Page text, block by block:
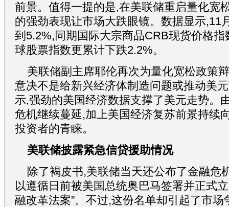
前景。值得一提的是,在美联储重启量化宽
的强劲表现让市场大跌眼镜。数据显示,11
到5.2%,同期国际大宗商品CRB现货价格
球股票指数更累计下跌2.2%。
美联储副主席耶伦再次为量化宽松政策
意决不是给新兴经济体制造问题或推动美
示,强劲的美国经济数据支撑了美元走势。
危机继续蔓延,加上美国经济复苏前景持续
投资者的青睐。
美联储披露紧急信贷援助情况
除了褐皮书,美联储当天还公布了金融危
以遵循日前被美国总统奥巴马签署并正式
融改革法案”。不过,这份名单却引起了市场